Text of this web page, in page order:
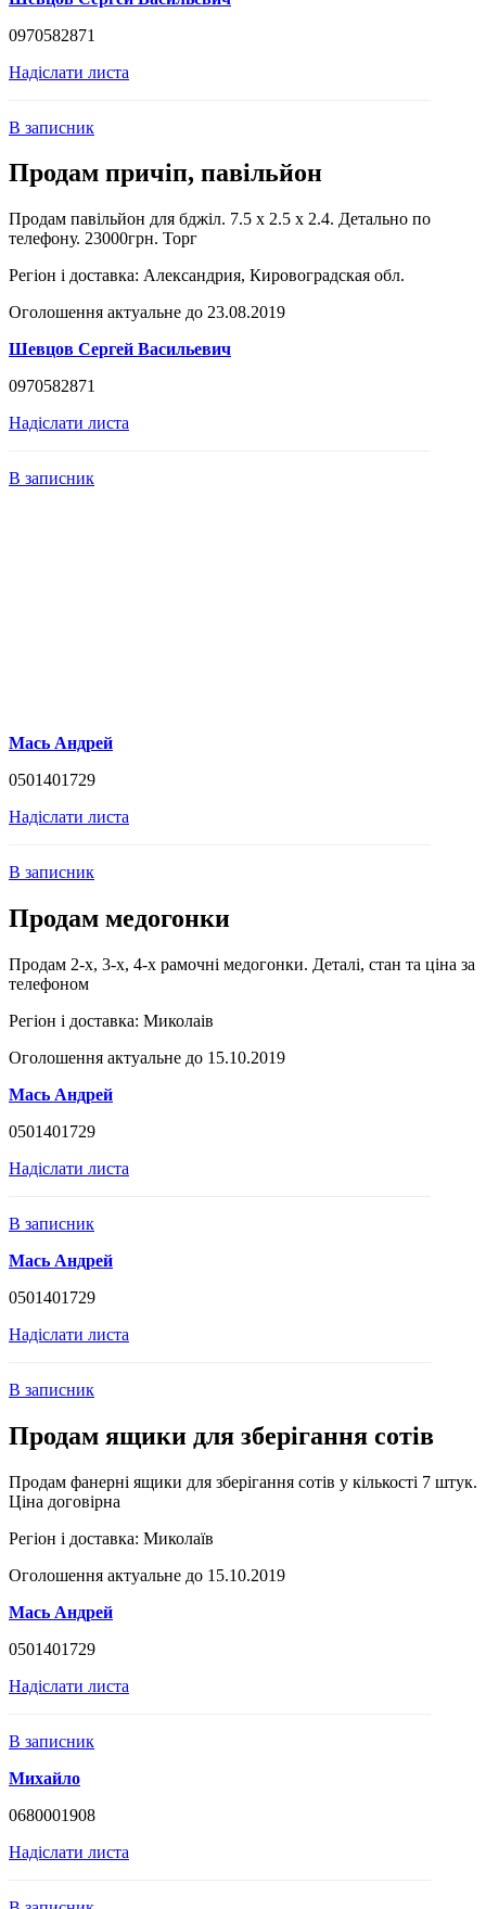
0970582871
Надіслати листа
В записник
Продам причіп, павільйон
Продам павільйон для бджіл. 7.5 x 2.5 x 2.4. Детально по
телефону. 23000грн. Торг
Регіон і доставка: Александрия, Кировоградская обл.
Оголошення актуальне до 23.08.2019
Шевцов Сергей Васильевич
0970582871
Надіслати листа
В записник
Мась Андрей
0501401729
Надіслати листа
В записник
Продам медогонки
Продам 2-х, 3-х, 4-х рамочні медогонки. Деталі, стан та ціна за
телефоном
Регіон і доставка: Миколаів
Оголошення актуальне до 15.10.2019
Мась Андрей
0501401729
Надіслати листа
В записник
Мась Андрей
0501401729
Надіслати листа
В записник
Продам ящики для зберігання сотів
Продам фанерні ящики для зберігання сотів у кількості 7 штук.
Ціна договірна
Регіон і доставка: Миколаїв
Оголошення актуальне до 15.10.2019
Мась Андрей
0501401729
Надіслати листа
В записник
Михайло
0680001908
Надіслати листа